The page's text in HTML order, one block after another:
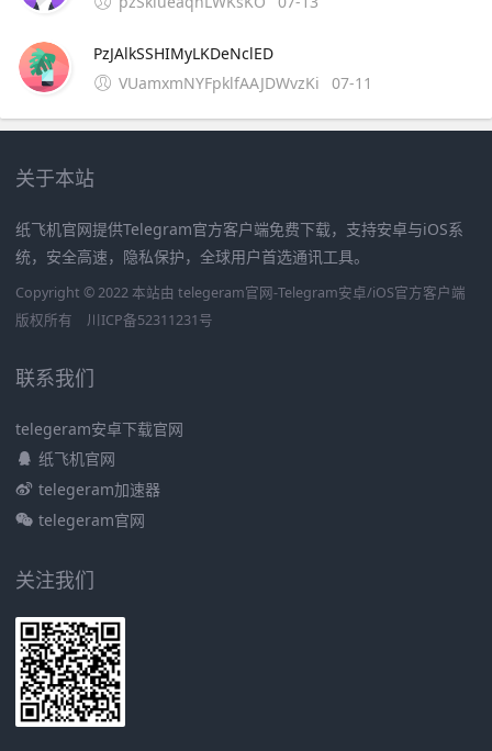
PzJAlkSSHIMyLKDeNclED
VUamxmNYFpklfAAJDWvzKi
07-11
关于本站
纸飞机官网提供Telegram官方客户端免费下载，支持安卓与iOS系
统，安全高速，隐私保护，全球用户首选通讯工具。
Copyright © 2022 本站由 telegeram官网-Telegram安卓/iOS官方客户端
版权所有
川ICP备52311231号
联系我们
telegeram安卓下载官网
纸飞机官网
telegeram加速器
telegeram官网
关注我们